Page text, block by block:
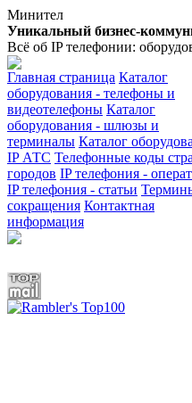
Минител
Уникальный бизнес-
Всё об IP телефонии:
Главная страница Каталог
оборудования - телефоны и
видеотелефоны Каталог
оборудования - шлюзы и
терминалы Каталог
IP АТС Телефонные коды
городов IP телефония -
IP телефония - статьи
сокращения Контактная
информация